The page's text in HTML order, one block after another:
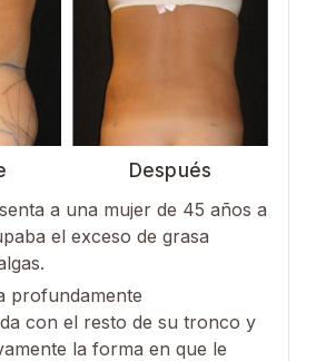
Después
a una mujer de 45 años a
el exceso de grasa
profundamente
con el resto de su tronco y
la forma en que le